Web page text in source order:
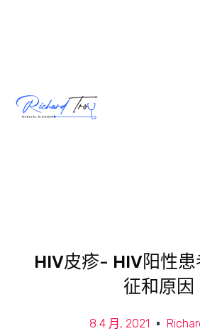
HIV皮疹- HIV阳性
征和原因
8 4 月, 2021